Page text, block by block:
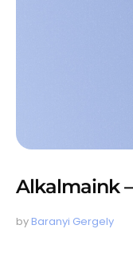
Alkalmaink
by Baranyi Gergely